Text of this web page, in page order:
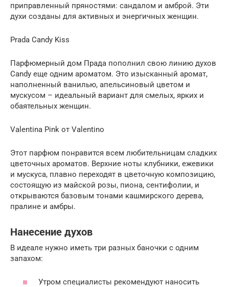
приправленный пряностями: сандалом и амброй. Эти
духи созданы для активных и энергичных женщин.
Prada Candy Kiss
Парфюмерный дом Прада пополнил свою линию духов
Candy еще одним ароматом. Это изысканный аромат,
наполненный ванилью, апельсиновый цветом и
мускусом – идеальный вариант для смелых, ярких и
обаятельных женщин.
Valentina Pink от Valentino
Этот парфюм понравится всем любительницам сладких
цветочных ароматов. Верхние ноты клубники, ежевики
и мускуса, плавно переходят в цветочную композицию,
состоящую из майской розы, пиона, сентифолии, и
открываются базовым тонами кашмирского дерева,
пралине и амбры.
Нанесение духов
В идеале нужно иметь три разных баночки с одним
запахом:
Утром специалисты рекомендуют наносить